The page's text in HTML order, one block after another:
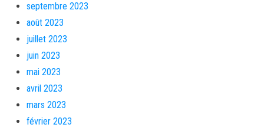
septembre 2023
août 2023
juillet 2023
juin 2023
mai 2023
avril 2023
mars 2023
février 2023